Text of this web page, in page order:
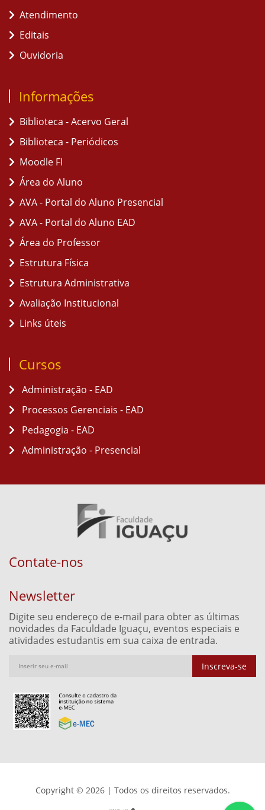
Atendimento
Editais
Ouvidoria
Informações
Biblioteca - Acervo Geral
Biblioteca - Periódicos
Moodle FI
Área do Aluno
AVA - Portal do Aluno Presencial
AVA - Portal do Aluno EAD
Área do Professor
Estrutura Física
Estrutura Administrativa
Avaliação Institucional
Links úteis
Cursos
Administração - EAD
Processos Gerenciais - EAD
Pedagogia - EAD
Administração - Presencial
Contate-nos
Newsletter
Digite seu endereço de e-mail para obter as últimas
novidades da Faculdade Iguaçu, eventos especiais e
atividades estudantis em sua caixa de entrada.
Inscreva-se
Copyright © 2026 | Todos os direitos reservados.